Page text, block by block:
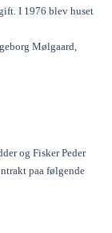
I 1976 blev huset
Mølgaard,
og Fisker Peder
paa følgende